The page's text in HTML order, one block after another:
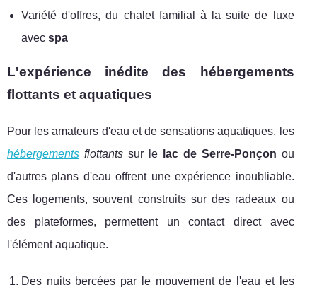
Variété d'offres, du chalet familial à la suite de luxe
avec spa
L'expérience inédite des hébergements
flottants et aquatiques
Pour les amateurs d'eau et de sensations aquatiques, les
hébergements flottantssur le lac de Serre-Ponçon ou
d'autres plans d'eau offrent une expérience inoubliable.
Ces logements, souvent construits sur des radeaux ou
des plateformes, permettent un contact direct avec
l'élément aquatique.
Des nuits bercées par le mouvement de l'eau et les